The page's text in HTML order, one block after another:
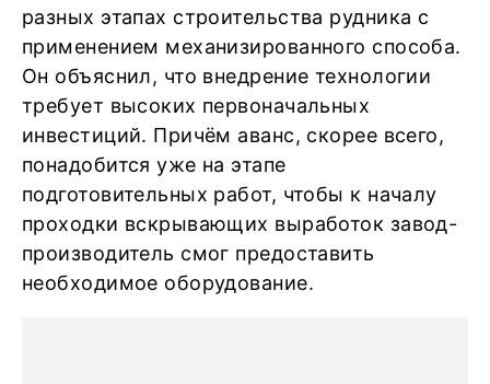
разных этапах строительства рудника с
применением механизированного способа.
Он объяснил, что внедрение технологии
требует высоких первоначальных
инвестиций. Причём аванс, скорее всего,
понадобится уже на этапе
подготовительных работ, чтобы к началу
проходки вскрывающих выработок завод-
производитель смог предоставить
необходимое оборудование.